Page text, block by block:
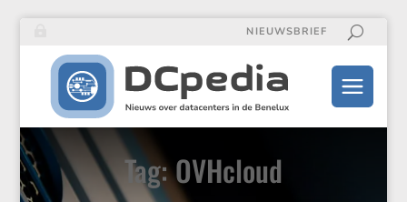
NIEUWSBRIEF
Tag: OVHcloud